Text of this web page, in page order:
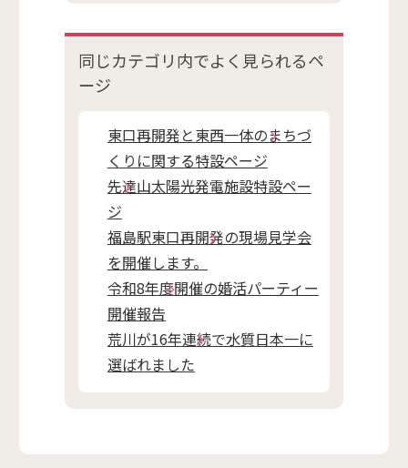
同じカテゴリ内でよく見られるペ
ージ
東口再開発と東西一体のまちづ
くりに関する特設ページ
先達山太陽光発電施設特設ペー
ジ
福島駅東口再開発の現場見学会
を開催します。
令和8年度開催の婚活パーティー
開催報告
荒川が16年連続で水質日本一に
選ばれました